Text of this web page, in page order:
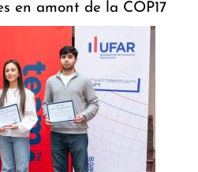
en amont de la COP17